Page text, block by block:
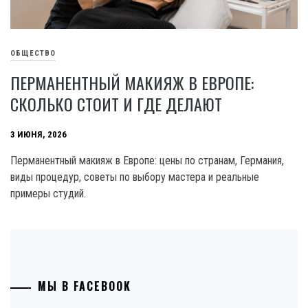
ОБЩЕСТВО
ПЕРМАНЕНТНЫЙ МАКИЯЖ В ЕВРОПЕ:
СКОЛЬКО СТОИТ И ГДЕ ДЕЛАЮТ
3 ИЮНЯ, 2026
Перманентный макияж в Европе: цены по странам, Германия,
виды процедур, советы по выбору мастера и реальные
примеры студий.
МЫ В FACEBOOK